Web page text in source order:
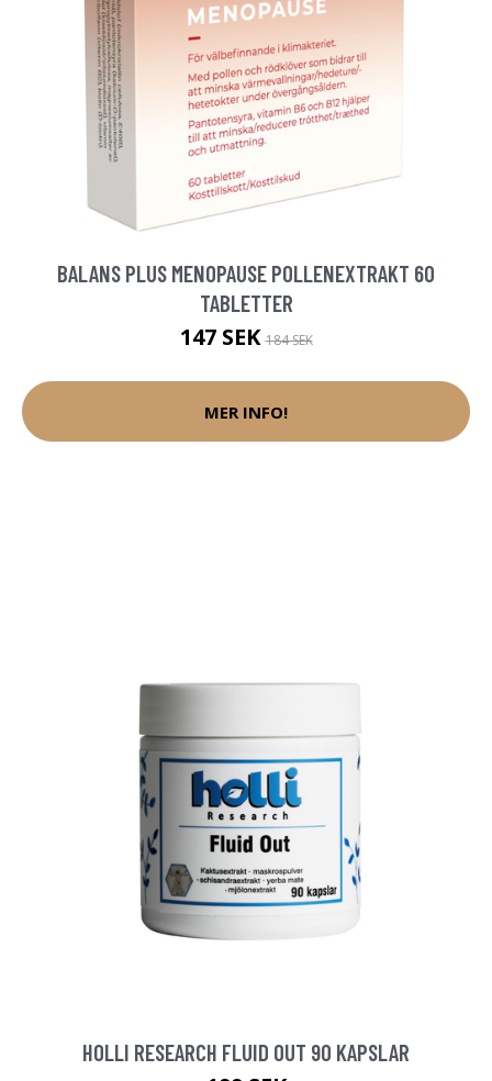
BALANS PLUS MENOPAUSE POLLENEXTRAKT 60
TABLETTER
147 SEK184 SEK
MER INFO!
HOLLI RESEARCH FLUID OUT 90 KAPSLAR